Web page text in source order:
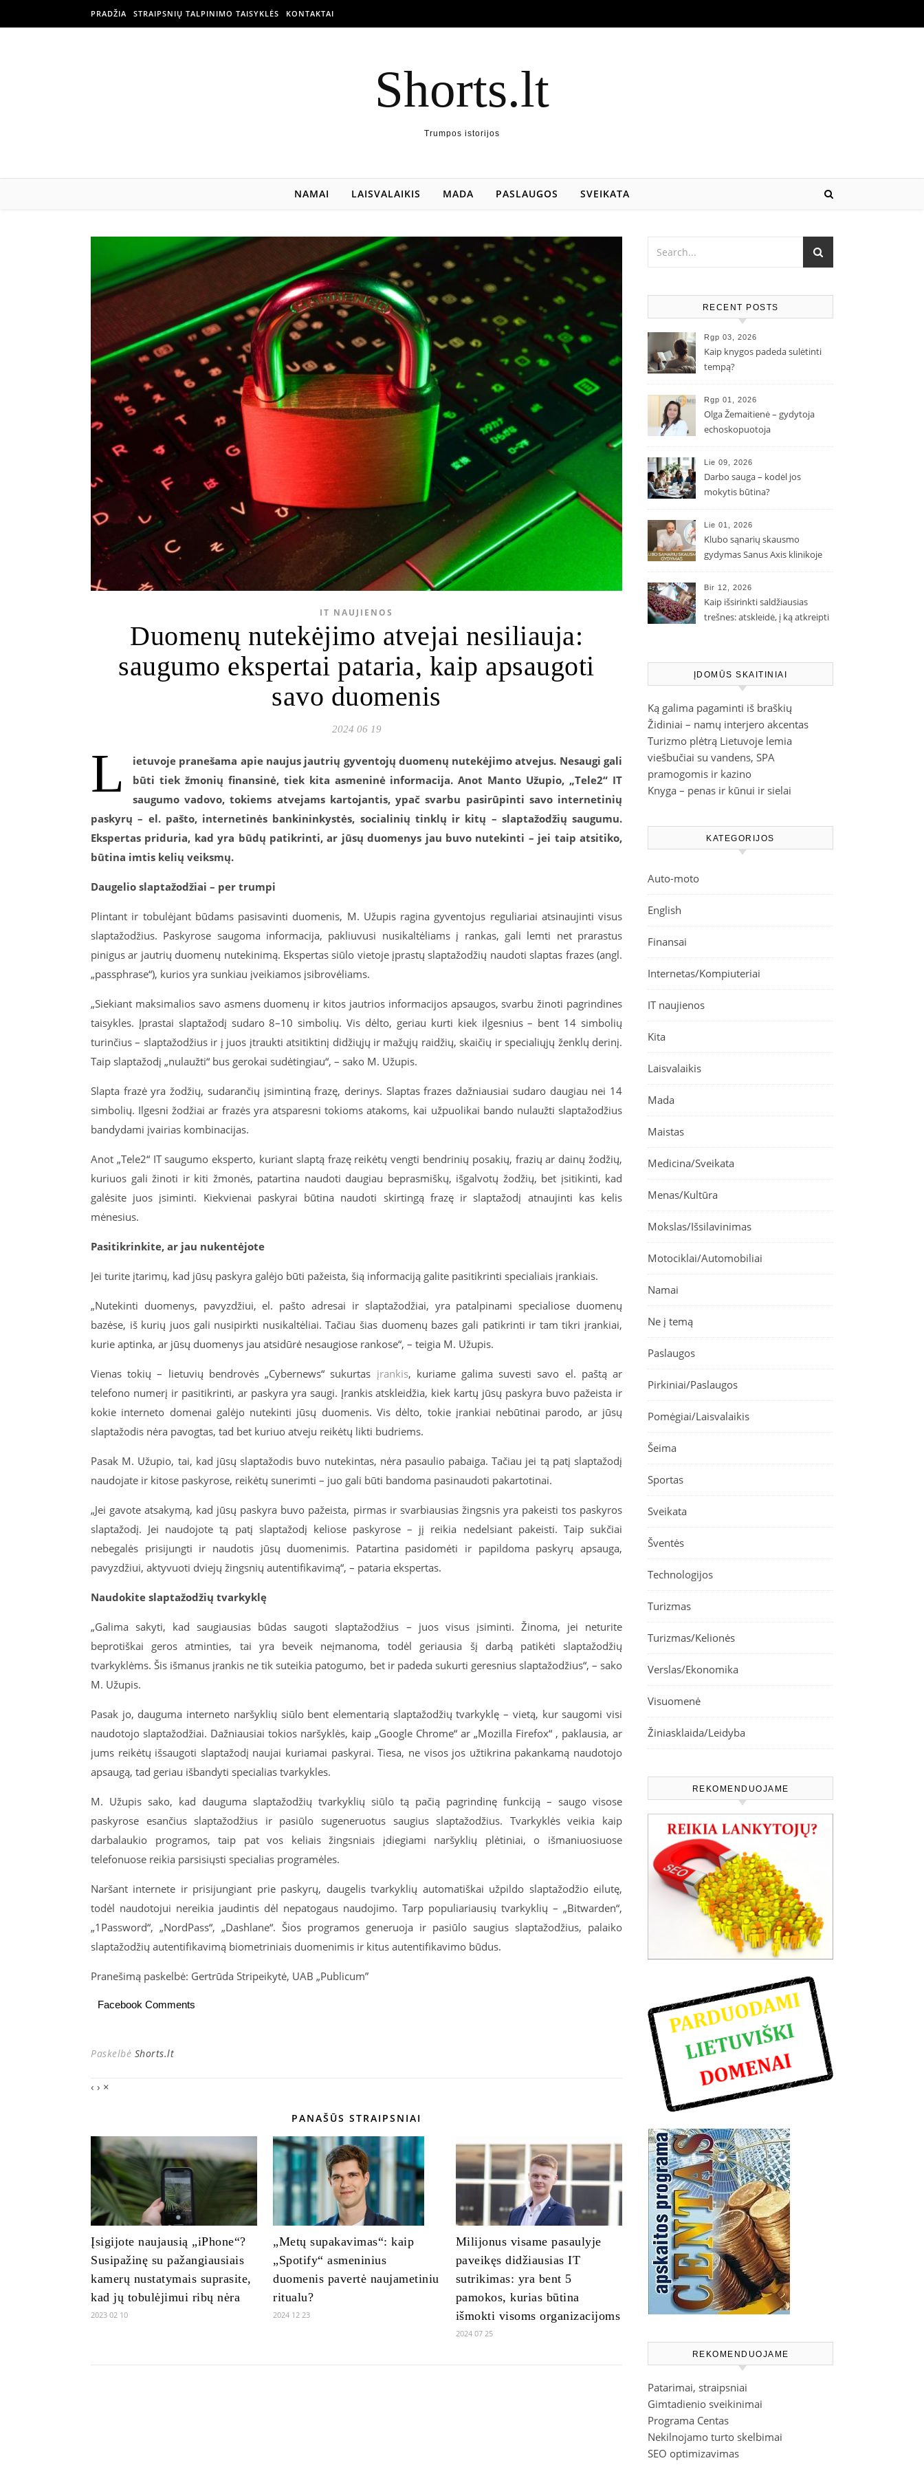
PRADŽIA STRAIPSNIŲ TALPINIMO TAISYKLĖS KONTAKTAI
Shorts.lt
Trumpos istorijos
NAMAI LAISVALAIKIS MADA PASLAUGOS SVEIKATA
IT NAUJIENOS
Duomenų nutekėjimo atvejai nesiliauja:
saugumo ekspertai pataria, kaip apsaugoti
savo duomenis
2024 06 19
L
ietuvoje pranešama apie naujus jautrių gyventojų duomenų nutekėjimo atvejus. Nesaugi gali
būti tiek žmonių finansinė, tiek kita asmeninė informacija. Anot Manto Užupio, „Tele2“ IT
saugumo vadovo, tokiems atvejams kartojantis, ypač svarbu pasirūpinti savo internetinių
paskyrų – el. pašto, internetinės bankininkystės, socialinių tinklų ir kitų – slaptažodžių saugumu.
Ekspertas priduria, kad yra būdų patikrinti, ar jūsų duomenys jau buvo nutekinti – jei taip atsitiko,
būtina imtis kelių veiksmų.
Daugelio slaptažodžiai – per trumpi
Plintant ir tobulėjant būdams pasisavinti duomenis, M. Užupis ragina gyventojus reguliariai atsinaujinti visus
slaptažodžius. Paskyrose saugoma informacija, pakliuvusi nusikaltėliams į rankas, gali lemti net prarastus
pinigus ar jautrių duomenų nutekinimą. Ekspertas siūlo vietoje įprastų slaptažodžių naudoti slaptas frazes (angl.
„passphrase“), kurios yra sunkiau įveikiamos įsibrovėliams.
„Siekiant maksimalios savo asmens duomenų ir kitos jautrios informacijos apsaugos, svarbu žinoti pagrindines
taisykles. Įprastai slaptažodį sudaro 8–10 simbolių. Vis dėlto, geriau kurti kiek ilgesnius – bent 14 simbolių
turinčius – slaptažodžius ir į juos įtraukti atsitiktinį didžiųjų ir mažųjų raidžių, skaičių ir specialiųjų ženklų derinį.
Taip slaptažodį „nulaužti“ bus gerokai sudėtingiau“, – sako M. Užupis.
Slapta frazė yra žodžių, sudarančių įsimintiną frazę, derinys. Slaptas frazes dažniausiai sudaro daugiau nei 14
simbolių. Ilgesni žodžiai ar frazės yra atsparesni tokioms atakoms, kai užpuolikai bando nulaužti slaptažodžius
bandydami įvairias kombinacijas.
Anot „Tele2“ IT saugumo eksperto, kuriant slaptą frazę reikėtų vengti bendrinių posakių, frazių ar dainų žodžių,
kuriuos gali žinoti ir kiti žmonės, patartina naudoti daugiau beprasmiškų, išgalvotų žodžių, bet įsitikinti, kad
galėsite juos įsiminti. Kiekvienai paskyrai būtina naudoti skirtingą frazę ir slaptažodį atnaujinti kas kelis
mėnesius.
Pasitikrinkite, ar jau nukentėjote
Jei turite įtarimų, kad jūsų paskyra galėjo būti pažeista, šią informaciją galite pasitikrinti specialiais įrankiais.
„Nutekinti duomenys, pavyzdžiui, el. pašto adresai ir slaptažodžiai, yra patalpinami specialiose duomenų
bazėse, iš kurių juos gali nusipirkti nusikaltėliai. Tačiau šias duomenų bazes gali patikrinti ir tam tikri įrankiai,
kurie aptinka, ar jūsų duomenys jau atsidūrė nesaugiose rankose“, – teigia M. Užupis.
Vienas tokių – lietuvių bendrovės „Cybernews“ sukurtas įrankis, kuriame galima suvesti savo el. paštą ar
telefono numerį ir pasitikrinti, ar paskyra yra saugi. Įrankis atskleidžia, kiek kartų jūsų paskyra buvo pažeista ir
kokie interneto domenai galėjo nutekinti jūsų duomenis. Vis dėlto, tokie įrankiai nebūtinai parodo, ar jūsų
slaptažodis nėra pavogtas, tad bet kuriuo atveju reikėtų likti budriems.
Pasak M. Užupio, tai, kad jūsų slaptažodis buvo nutekintas, nėra pasaulio pabaiga. Tačiau jei tą patį slaptažodį
naudojate ir kitose paskyrose, reikėtų sunerimti – juo gali būti bandoma pasinaudoti pakartotinai.
„Jei gavote atsakymą, kad jūsų paskyra buvo pažeista, pirmas ir svarbiausias žingsnis yra pakeisti tos paskyros
slaptažodį. Jei naudojote tą patį slaptažodį keliose paskyrose – jį reikia nedelsiant pakeisti. Taip sukčiai
nebegalės prisijungti ir naudotis jūsų duomenimis. Patartina pasidomėti ir papildoma paskyrų apsauga,
pavyzdžiui, aktyvuoti dviejų žingsnių autentifikavimą“, – pataria ekspertas.
Naudokite slaptažodžių tvarkyklę
„Galima sakyti, kad saugiausias būdas saugoti slaptažodžius – juos visus įsiminti. Žinoma, jei neturite
beprotiškai geros atminties, tai yra beveik neįmanoma, todėl geriausia šį darbą patikėti slaptažodžių
tvarkyklėms. Šis išmanus įrankis ne tik suteikia patogumo, bet ir padeda sukurti geresnius slaptažodžius“, – sako
M. Užupis.
Pasak jo, dauguma interneto naršyklių siūlo bent elementarią slaptažodžių tvarkyklę – vietą, kur saugomi visi
naudotojo slaptažodžiai. Dažniausiai tokios naršyklės, kaip „Google Chrome“ ar „Mozilla Firefox“ , paklausia, ar
jums reikėtų išsaugoti slaptažodį naujai kuriamai paskyrai. Tiesa, ne visos jos užtikrina pakankamą naudotojo
apsaugą, tad geriau išbandyti specialias tvarkykles.
M. Užupis sako, kad dauguma slaptažodžių tvarkyklių siūlo tą pačią pagrindinę funkciją – saugo visose
paskyrose esančius slaptažodžius ir pasiūlo sugeneruotus saugius slaptažodžius. Tvarkyklės veikia kaip
darbalaukio programos, taip pat vos keliais žingsniais įdiegiami naršyklių plėtiniai, o išmaniuosiuose
telefonuose reikia parsisiųsti specialias programėles.
Naršant internete ir prisijungiant prie paskyrų, daugelis tvarkyklių automatiškai užpildo slaptažodžio eilutę,
todėl naudotojui nereikia jaudintis dėl nepatogaus naudojimo. Tarp populiariausių tvarkyklių – „Bitwarden“,
„1Password“, „NordPass“, „Dashlane“. Šios programos generuoja ir pasiūlo saugius slaptažodžius, palaiko
slaptažodžių autentifikavimą biometriniais duomenimis ir kitus autentifikavimo būdus.
Pranešimą paskelbė: Gertrūda Stripeikytė, UAB „Publicum”
Facebook Comments
Paskelbė Shorts.lt
‹ › ×
PANAŠŪS STRAIPSNIAI
Įsigijote naujausią „iPhone“?
Susipažinę su pažangiausiais
kamerų nustatymais suprasite,
kad jų tobulėjimui ribų nėra
2023 02 10
„Metų supakavimas“: kaip
„Spotify“ asmeninius
duomenis pavertė naujametiniu
ritualu?
2024 12 23
Milijonus visame pasaulyje
paveikęs didžiausias IT
sutrikimas: yra bent 5
pamokos, kurias būtina
išmokti visoms organizacijoms
2024 07 25
RECENT POSTS
Rgp 03, 2026
Kaip knygos padeda sulėtinti
tempą?
Rgp 01, 2026
Olga Žemaitienė – gydytoja
echoskopuotoja
Lie 09, 2026
Darbo sauga – kodėl jos
mokytis būtina?
Lie 01, 2026
Klubo sąnarių skausmo
gydymas Sanus Axis klinikoje
Bir 12, 2026
Kaip išsirinkti saldžiausias
trešnes: atskleidė, į ką atkreipti
ĮDOMŪS SKAITINIAI
Ką galima pagaminti iš braškių
Židiniai – namų interjero akcentas
Turizmo plėtrą Lietuvoje lemia
viešbučiai su vandens, SPA
pramogomis ir kazino
Knyga – penas ir kūnui ir sielai
KATEGORIJOS
Auto-moto
English
Finansai
Internetas/Kompiuteriai
IT naujienos
Kita
Laisvalaikis
Mada
Maistas
Medicina/Sveikata
Menas/Kultūra
Mokslas/Išsilavinimas
Motociklai/Automobiliai
Namai
Ne į temą
Paslaugos
Pirkiniai/Paslaugos
Pomėgiai/Laisvalaikis
Šeima
Sportas
Sveikata
Šventės
Technologijos
Turizmas
Turizmas/Kelionės
Verslas/Ekonomika
Visuomenė
Žiniasklaida/Leidyba
REKOMENDUOJAME
REKOMENDUOJAME
Patarimai, straipsniai
Gimtadienio sveikinimai
Programa Centas
Nekilnojamo turto skelbimai
SEO optimizavimas